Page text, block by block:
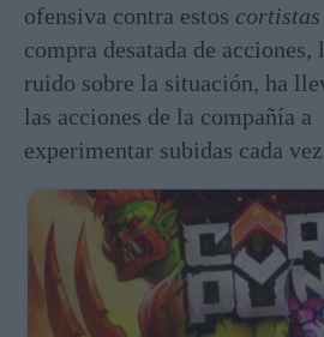
ofensiva contra estos cortistas
compra desatada de acciones,
ruido sobre la situación, ha
las acciones de la compañía a
experimentar subidas cada